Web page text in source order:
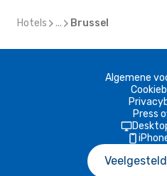
Hotels ... Brussel
Algemene
Press